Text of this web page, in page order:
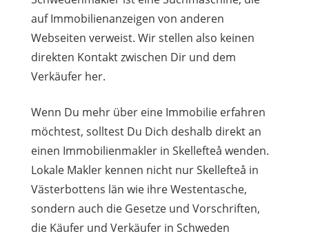
auf Immobilienanzeigen von anderen
Webseiten verweist. Wir stellen also keinen
direkten Kontakt zwischen Dir und dem
Verkäufer her.
Wenn Du mehr über eine Immobilie erfahren
möchtest, solltest Du Dich deshalb direkt an
einen Immobilienmakler in Skellefteå wenden.
Lokale Makler kennen nicht nur Skellefteå in
Västerbottens län wie ihre Westentasche,
sondern auch die Gesetze und Vorschriften,
die Käufer und Verkäufer in Schweden